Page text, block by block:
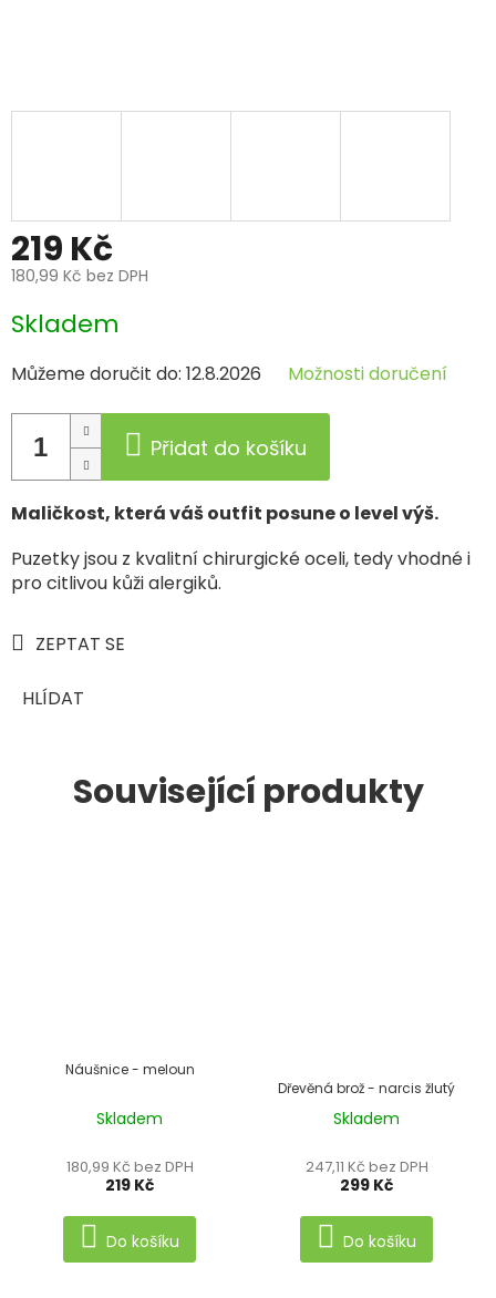
219 Kč
180,99 Kč bez DPH
Měrná
cena:
Skladem
Můžeme doručit do: 12.8.2026 Možnosti doručení
Přidat do košíku
Maličkost, která váš outfit posune o level výš.
Puzetky jsou z kvalitní chirurgické oceli, tedy vhodné i
pro citlivou kůži alergiků.
ZEPTAT SE
HLÍDAT
Související produkty
Náušnice - meloun
Skladem
180,99 Kč bez DPH
219 Kč
Do košíku
Dřevěná brož - narcis žlutý
Průměrné
produktu
Skladem
247,11 Kč bez DPH
299 Kč
Do košíku